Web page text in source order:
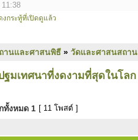
งกระทู้ที่เปิดดูแล้ว
านและศาสนพิธี » วัดและศาสนสถาน
ฐมเทศนาที่งดงามที่สุดในโลก
ทั้งหมด 1 [ 11 โพสต์ ]